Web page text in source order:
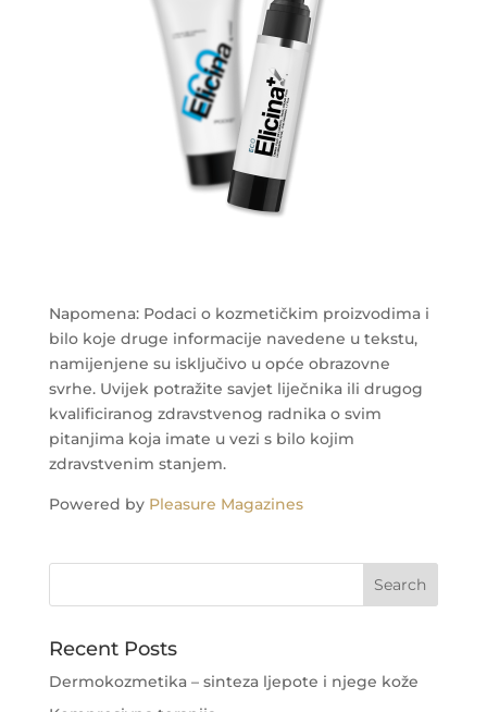
Napomena: Podaci o kozmetičkim proizvodima i
bilo koje druge informacije navedene u tekstu,
namijenjene su isključivo u opće obrazovne
svrhe. Uvijek potražite savjet liječnika ili drugog
kvalificiranog zdravstvenog radnika o svim
pitanjima koja imate u vezi s bilo kojim
zdravstvenim stanjem.
Powered by Pleasure Magazines
Recent Posts
Dermokozmetika – sinteza ljepote i njege kože